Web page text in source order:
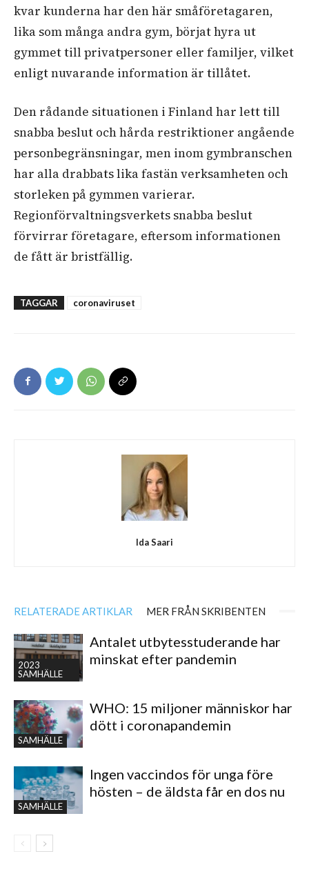
kvar kunderna har den här småföretagaren,
lika som många andra gym, börjat hyra ut
gymmet till privatpersoner eller familjer, vilket
enligt nuvarande information är tillåtet.
Den rådande situationen i Finland har lett till
snabba beslut och hårda restriktioner angående
personbegränsningar, men inom gymbranschen
har alla drabbats lika fastän verksamheten och
storleken på gymmen varierar.
Regionförvaltningsverkets snabba beslut
förvirrar företagare, eftersom informationen
de fått är bristfällig.
TAGGAR coronaviruset
Ida Saari
RELATERADE ARTIKLAR MER FRÅN SKRIBENTEN
2023
SAMHÄLLE
Antalet utbytesstuderande har
minskat efter pandemin
SAMHÄLLE
WHO: 15 miljoner människor har
dött i coronapandemin
SAMHÄLLE
Ingen vaccindos för unga före
hösten – de äldsta får en dos nu